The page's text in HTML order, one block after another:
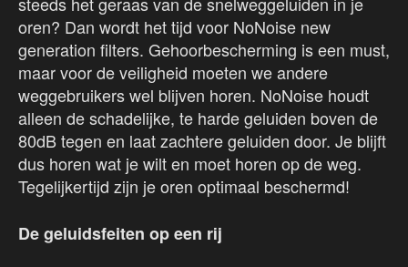
oren? Dan wordt het tijd voor NoNoise new
generation filters. Gehoorbescherming is een must,
maar voor de veiligheid moeten we andere
weggebruikers wel blijven horen. NoNoise houdt
alleen de schadelijke, te harde geluiden boven de
80dB tegen en laat zachtere geluiden door. Je blijft
dus horen wat je wilt en moet horen op de weg.
Tegelijkertijd zijn je oren optimaal beschermd!
De geluidsfeiten op een rij